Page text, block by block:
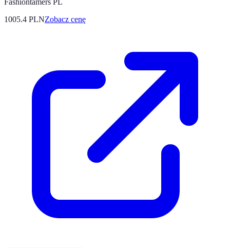
Fashiontamers PL
1005.4 PLNZobacz cenę